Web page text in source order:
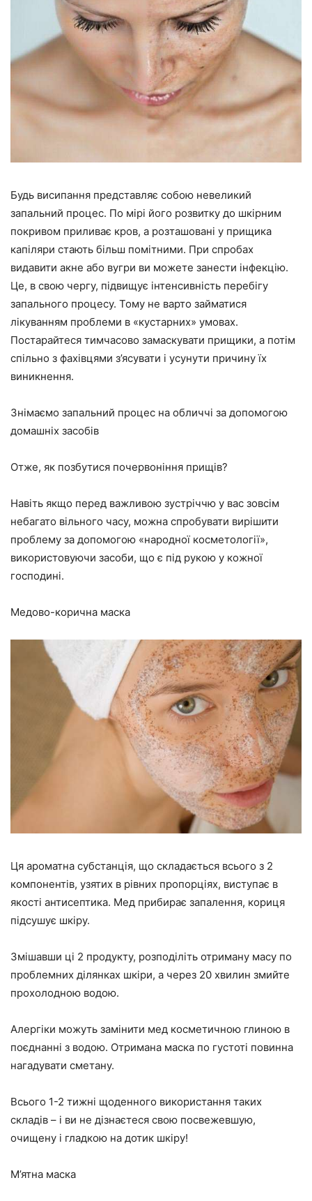
Будь висипання представляє собою невеликий
запальний процес. По мірі його розвитку до шкірним
покривом приливає кров, а розташовані у прищика
капіляри стають більш помітними. При спробах
видавити акне або вугри ви можете занести інфекцію.
Це, в свою чергу, підвищує інтенсивність перебігу
запального процесу. Тому не варто займатися
лікуванням проблеми в «кустарних» умовах.
Постарайтеся тимчасово замаскувати прищики, а потім
спільно з фахівцями з’ясувати і усунути причину їх
виникнення.
Знімаємо запальний процес на обличчі за допомогою
домашніх засобів
Отже, як позбутися почервоніння прищів?
Навіть якщо перед важливою зустріччю у вас зовсім
небагато вільного часу, можна спробувати вирішити
проблему за допомогою «народної косметології»,
використовуючи засоби, що є під рукою у кожної
господині.
Медово-корична маска
Ця ароматна субстанція, що складається всього з 2
компонентів, узятих в рівних пропорціях, виступає в
якості антисептика. Мед прибирає запалення, кориця
підсушує шкіру.
Змішавши ці 2 продукту, розподіліть отриману масу по
проблемних ділянках шкіри, а через 20 хвилин змийте
прохолодною водою.
Алергіки можуть замінити мед косметичною глиною в
поєднанні з водою. Отримана маска по густоті повинна
нагадувати сметану.
Всього 1-2 тижні щоденного використання таких
складів – і ви не дізнаєтеся свою посвежевшую,
очищену і гладкою на дотик шкіру!
М’ятна маска